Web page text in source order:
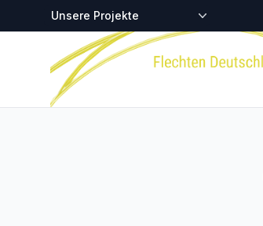
Zentralstellen-Projekte
Startseite